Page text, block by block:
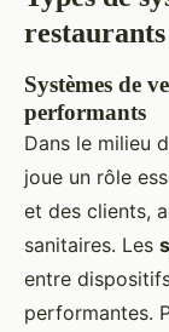
restaurants
Systèmes de
performants
Dans le milieu
joue un rôle
et des clients,
sanitaires. Les
entre
performantes.